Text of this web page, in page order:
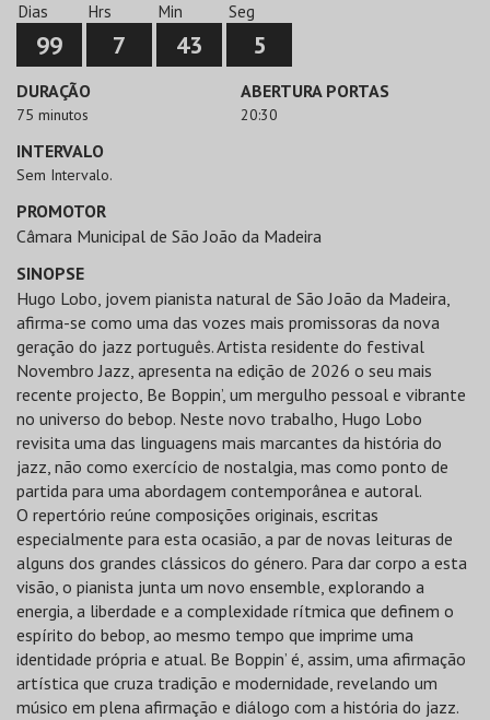
Dias
99
Hrs
7
Min
43
Seg
5
DURAÇÃO
75 minutos
ABERTURA PORTAS
20:30
INTERVALO
Sem Intervalo.
PROMOTOR
Câmara Municipal de São João da Madeira
SINOPSE
Hugo Lobo, jovem pianista natural de São João da Madeira,
afirma-se como uma das vozes mais promissoras da nova
geração do jazz português. Artista residente do festival
Novembro Jazz, apresenta na edição de 2026 o seu mais
recente projecto, Be Boppin’, um mergulho pessoal e vibrante
no universo do bebop. Neste novo trabalho, Hugo Lobo
revisita uma das linguagens mais marcantes da história do
jazz, não como exercício de nostalgia, mas como ponto de
partida para uma abordagem contemporânea e autoral.
O repertório reúne composições originais, escritas
especialmente para esta ocasião, a par de novas leituras de
alguns dos grandes clássicos do género. Para dar corpo a esta
visão, o pianista junta um novo ensemble, explorando a
energia, a liberdade e a complexidade rítmica que definem o
espírito do bebop, ao mesmo tempo que imprime uma
identidade própria e atual. Be Boppin’ é, assim, uma afirmação
artística que cruza tradição e modernidade, revelando um
músico em plena afirmação e diálogo com a história do jazz.